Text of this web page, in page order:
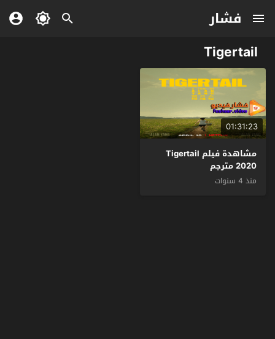
فشار
Tigertail
01:31:23
مشاهدة فيلم Tigertail
2020 مترجم
منذ 4 سنوات